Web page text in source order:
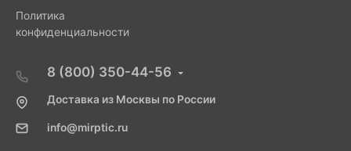
Политика
конфиденциальности
8 (800) 350-44-56
Доставка из Москвы по России
info@mirptic.ru